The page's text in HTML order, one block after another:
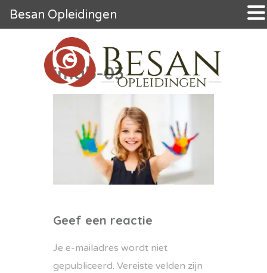
imgb-03
Geef een reactie
Je e-mailadres wordt niet
gepubliceerd. Vereiste velden zijn
Besan Opleidingen